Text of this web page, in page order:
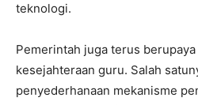
teknologi.
Pemerintah juga terus
kesejahteraan guru. Salah
penyederhanaan mekanisme